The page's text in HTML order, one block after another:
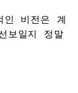
비전은 계
보일지 정말